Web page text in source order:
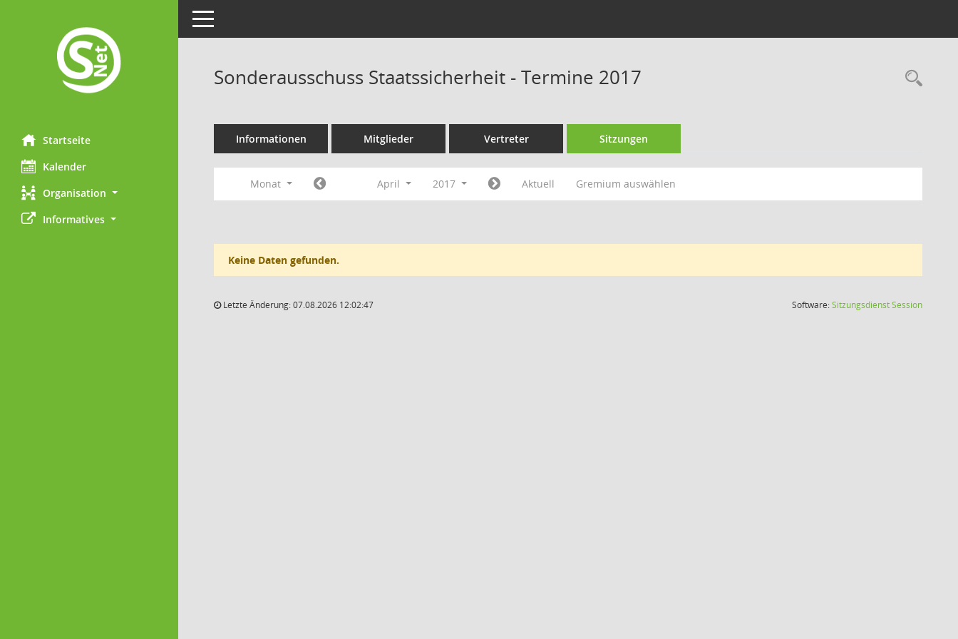
Startseite
Kalender
Organisation
Informatives
Toggle navigation
Sonderausschuss Staatssicherheit - Termine 2017
Informationen Mitglieder Vertreter Sitzungen
Monat April 2017 Aktuell Gremium auswählen
Keine Daten gefunden.
Letzte Änderung: 07.08.2026 12:02:47 Software:SitzungsdienstSession(Wird in